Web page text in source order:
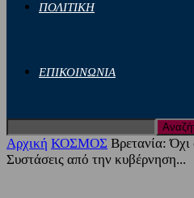
ΠΟΛΙΤΙΚΗ
ΕΠΙΚΟΙΝΩΝΙΑ
Αρχική ΚΟΣΜΟΣ Βρετανία: Όχι
Συστάσεις από την κυβέρνηση...